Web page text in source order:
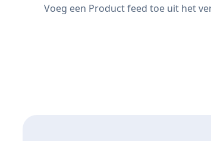
Voeg een Product feed toe uit het